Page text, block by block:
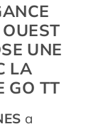
UNE
LA
GO TT
a